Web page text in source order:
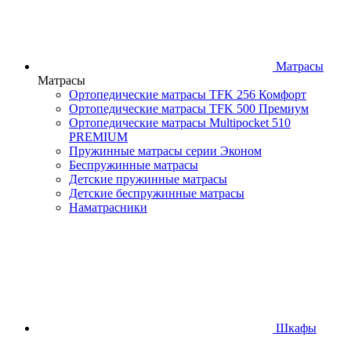
Матрасы
Матрасы
Ортопедические матрасы TFK 256 Комфорт
Ортопедические матрасы TFK 500 Премиум
Ортопедические матрасы Multipocket 510
PREMIUM
Пружинные матрасы серии Эконом
Беспружинные матрасы
Детские пружинные матрасы
Детские беспружинные матрасы
Наматрасники
Шкафы